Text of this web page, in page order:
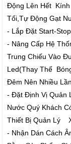
Động Lên Hết
Tối,Tự Động Gạt
- Lắp Đặt Start-
- Nâng Cấp Hệ
Trung Chiếu Vào
Led(Thay Thế
Đêm Nên Nhiều Lần
- Đặt Định Vị Quản
Nước Quý Khách
Thiết Bị Quản Lý
- Nhận Dán Cách